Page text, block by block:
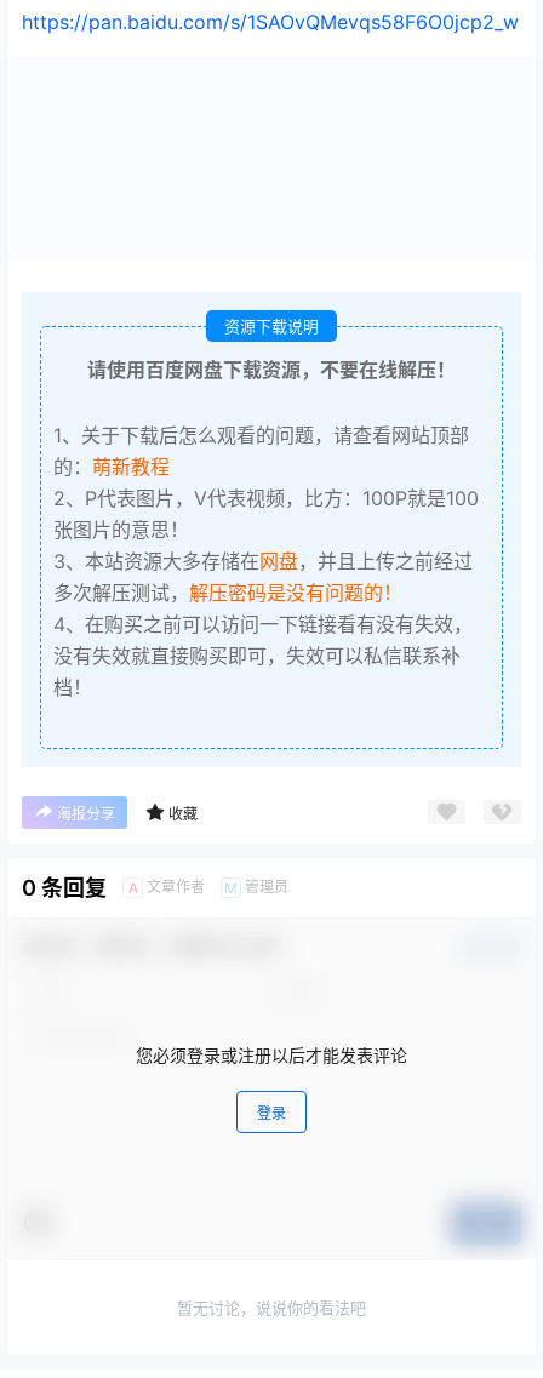
https://pan.baidu.com/s/1SAOvQMevqs58F6O0jcp2_w
资源下载说明
请使用百度网盘下载资源，不要在线解压！
1、关于下载后怎么观看的问题，请查看网站顶部
的： 萌新教程
2、P代表图片，V代表视频，比方：100P就是100
张图片的意思！
3、本站资源大多存储在网盘，并且上传之前经过
多次解压测试， 解压密码是没有问题的！
4、在购买之前可以访问一下链接看有没有失效，
没有失效就直接购买即可，失效可以私信联系补
档！
海报分享 收藏
0 条回复 A 文章作者 M 管理员
您必须登录或注册以后才能发表评论
登录
暂无讨论，说说你的看法吧